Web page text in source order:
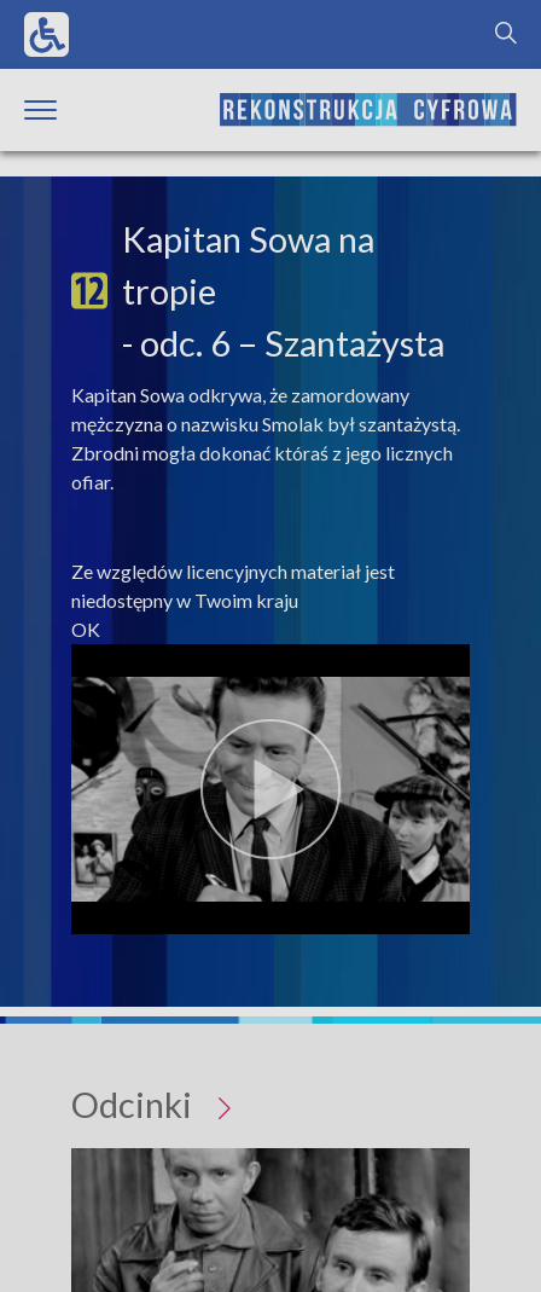
Kapitan Sowa na
tropie
- odc. 6 – Szantażysta
Kapitan Sowa odkrywa, że zamordowany
mężczyzna o nazwisku Smolak był szantażystą.
Zbrodni mogła dokonać któraś z jego licznych
ofiar.
Ze względów licencyjnych materiał jest
niedostępny w Twoim kraju
OK
Odcinki